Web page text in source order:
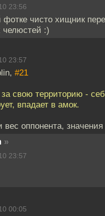
23:56
фотке чисто хищник
челюстей :)
23:57
#21
свою территорию -
впадает в амок.
вес оппонента,
»
23:57
00:05